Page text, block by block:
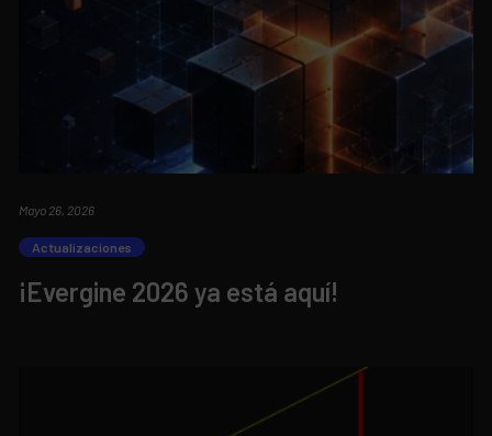
Mayo 26, 2026
Actualizaciones
¡Evergine 2026 ya está aquí!